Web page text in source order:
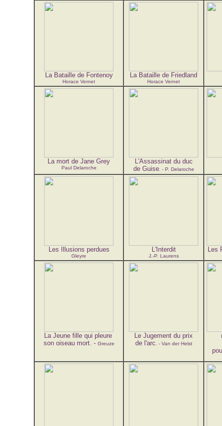
La Bataille de Fontenoy
Horace Vernet
La Bataille de Friedland
Horace Vernet
La mort de Jane Grey
Paul Delaroche
L'Assassinat du duc
de Guise. - P. Delaroche
Les Illusions perdues
Gleyre
L'Interdit
J.-P. Laurens
Les
La Jeune fille qui pleure
son oiseau mort. - Greuze
Le Jugement du prix
de l'arc . - Van der Helst